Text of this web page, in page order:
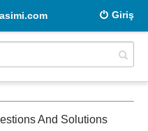
Giriş
And Solutions